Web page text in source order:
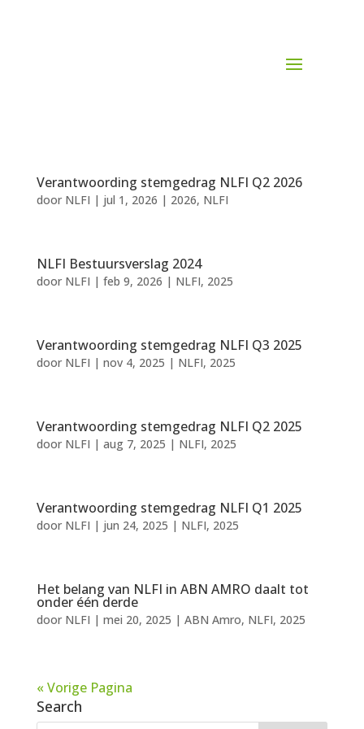
Verantwoording stemgedrag NLFI Q2 2026
door NLFI | jul 1, 2026 | 2026, NLFI
NLFI Bestuursverslag 2024
door NLFI | feb 9, 2026 | NLFI, 2025
Verantwoording stemgedrag NLFI Q3 2025
door NLFI | nov 4, 2025 | NLFI, 2025
Verantwoording stemgedrag NLFI Q2 2025
door NLFI | aug 7, 2025 | NLFI, 2025
Verantwoording stemgedrag NLFI Q1 2025
door NLFI | jun 24, 2025 | NLFI, 2025
Het belang van NLFI in ABN AMRO daalt tot
onder één derde
door NLFI | mei 20, 2025 | ABN Amro, NLFI, 2025
« Vorige Pagina
Search